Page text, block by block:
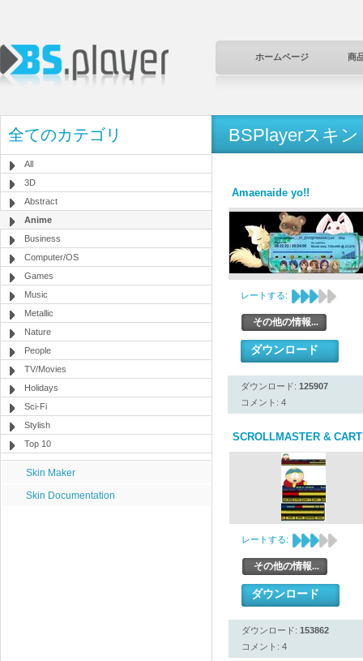
ホームページ 商
全てのカテゴリ
All
3D
Abstract
Anime
Business
Computer/OS
Games
Music
Metallic
Nature
People
TV/Movies
Holidays
Sci-Fi
Stylish
Top 10
Skin Maker
Skin Documentation
BSPlayerスキン
Amaenaide yo!!
レートする:
その他の情報...
ダウンロード
ダウンロード: 125907
コメント: 4
SCROLLMASTER &
レートする:
その他の情報...
ダウンロード
ダウンロード: 153862
コメント: 4